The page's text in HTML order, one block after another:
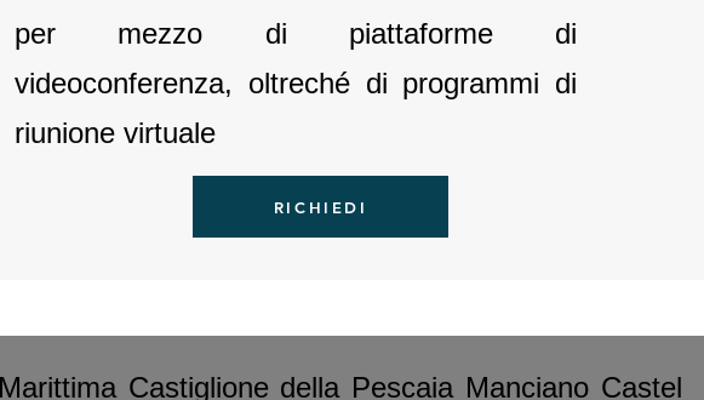
per mezzo di piattaforme di
videoconferenza, oltreché di programmi di
riunione virtuale
RICHIEDI
Castiglione della Pescaia Manciano Castel